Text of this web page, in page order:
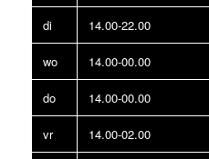
di 14.00-22.00
wo 14.00-00.00
do 14.00-00.00
vr 14.00-02.00